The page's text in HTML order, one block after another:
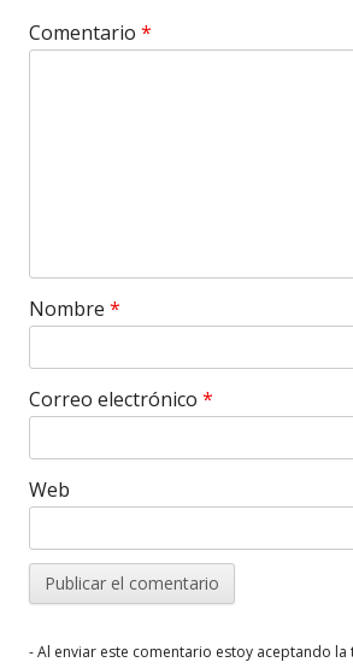
Comentario *
Nombre *
Correo electrónico *
Web
- Al enviar este comentario estoy aceptando